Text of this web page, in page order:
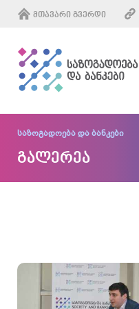
ᲛᲗᲐᲕᲐᲠᲘ ᲒᲕᲔᲠᲓᲘ
საზოგადოება და ბანკები
გალერეა